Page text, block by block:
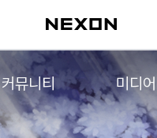
커뮤니티 미디어